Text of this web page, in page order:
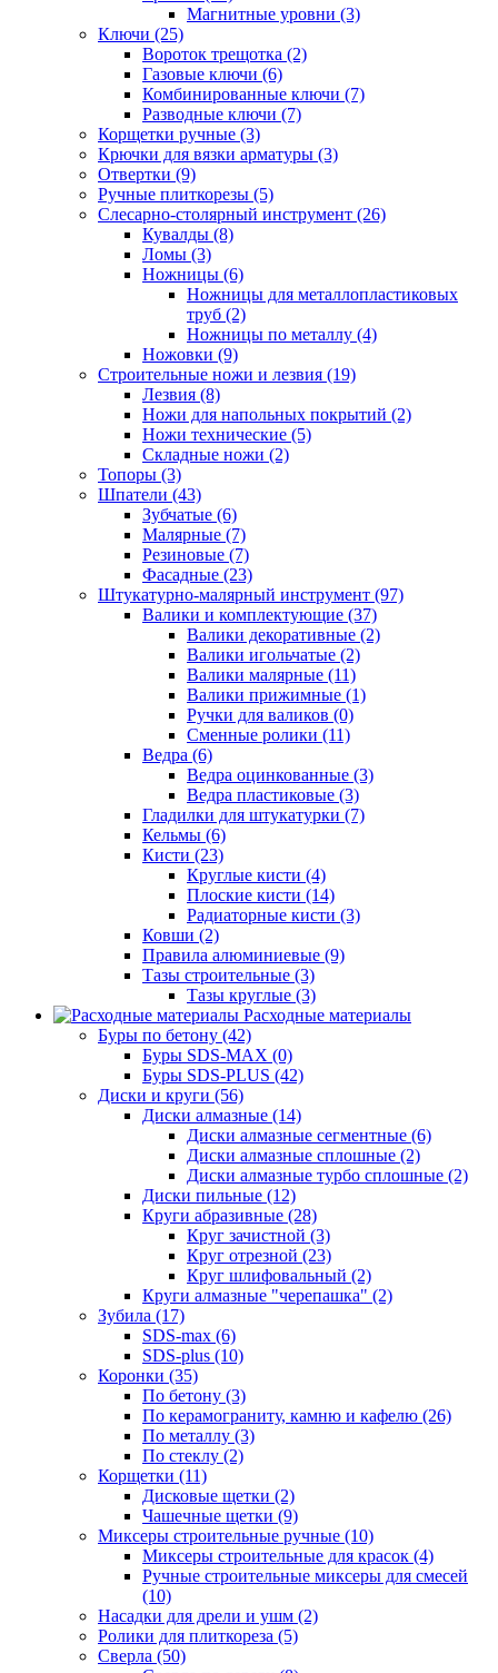
Магнитные уровни (3)
Ключи (25)
Вороток трещотка (2)
Газовые ключи (6)
Комбинированные ключи (7)
Разводные ключи (7)
Корщетки ручные (3)
Крючки для вязки арматуры (3)
Отвертки (9)
Ручные плиткорезы (5)
Слесарно-столярный инструмент (26)
Кувалды (8)
Ломы (3)
Ножницы (6)
Ножницы для металлопластиковых
труб (2)
Ножницы по металлу (4)
Ножовки (9)
Строительные ножи и лезвия (19)
Лезвия (8)
Ножи для напольных покрытий (2)
Ножи технические (5)
Складные ножи (2)
Топоры (3)
Шпатели (43)
Зубчатые (6)
Малярные (7)
Резиновые (7)
Фасадные (23)
Штукатурно-малярный инструмент (97)
Валики и комплектующие (37)
Валики декоративные (2)
Валики игольчатые (2)
Валики малярные (11)
Валики прижимные (1)
Ручки для валиков (0)
Сменные ролики (11)
Ведра (6)
Ведра оцинкованные (3)
Ведра пластиковые (3)
Гладилки для штукатурки (7)
Кельмы (6)
Кисти (23)
Круглые кисти (4)
Плоские кисти (14)
Радиаторные кисти (3)
Ковши (2)
Правила алюминиевые (9)
Тазы строительные (3)
Тазы круглые (3)
Расходные материалы
Буры по бетону (42)
Буры SDS-MAX (0)
Буры SDS-PLUS (42)
Диски и круги (56)
Диски алмазные (14)
Диски алмазные сегментные (6)
Диски алмазные сплошные (2)
Диски алмазные турбо сплошные (2)
Диски пильные (12)
Круги абразивные (28)
Круг зачистной (3)
Круг отрезной (23)
Круг шлифовальный (2)
Круги алмазные "черепашка" (2)
Зубила (17)
SDS-max (6)
SDS-plus (10)
Коронки (35)
По бетону (3)
По керамограниту, камню и кафелю (26)
По металлу (3)
По стеклу (2)
Корщетки (11)
Дисковые щетки (2)
Чашечные щетки (9)
Миксеры строительные ручные (10)
Миксеры строительные для красок (4)
Ручные строительные миксеры для смесей
(10)
Насадки для дрели и ушм (2)
Ролики для плиткореза (5)
Сверла (50)